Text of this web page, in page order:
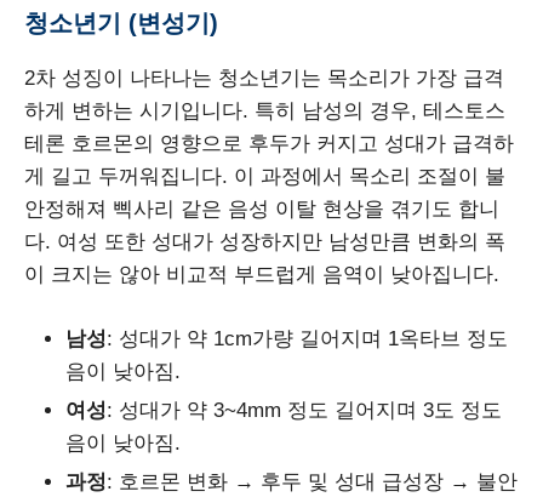
청소년기 (변성기)
2차 성징이 나타나는 청소년기는 목소리가 가장 급격
하게 변하는 시기입니다. 특히 남성의 경우, 테스토스
테론 호르몬의 영향으로 후두가 커지고 성대가 급격하
게 길고 두꺼워집니다. 이 과정에서 목소리 조절이 불
안정해져 삑사리 같은 음성 이탈 현상을 겪기도 합니
다. 여성 또한 성대가 성장하지만 남성만큼 변화의 폭
이 크지는 않아 비교적 부드럽게 음역이 낮아집니다.
남성: 성대가 약 1cm가량 길어지며 1옥타브 정도
음이 낮아짐.
여성: 성대가 약 3~4mm 정도 길어지며 3도 정도
음이 낮아짐.
과정: 호르몬 변화 → 후두 및 성대 급성장 → 불안